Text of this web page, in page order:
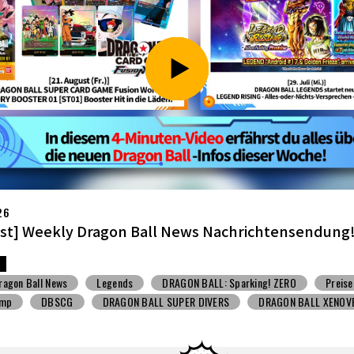
Weekly Dragon Ball News -Sendung!
Ball News
Spielzeug mit Süßigkeiten V Jump
DBSCG
SUPER DIVERS
DRAGON BALL XENOVERSE ３